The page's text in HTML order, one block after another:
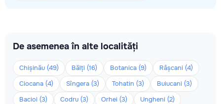
De asemenea în alte localități
Chișinău (49) Bălți (16) Botanica (9)
Râșcani (4)
Ciocana (4)
Sîngera (3) Tohatin (3)
Buiucani (3)
Bacioi (3)
Codru (3) Orhei (3)
Ungheni (2)